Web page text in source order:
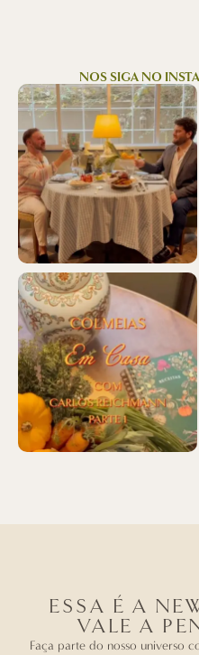
NOS SIGA NO
ESSA É A
VALE A
Faça parte do nosso universo